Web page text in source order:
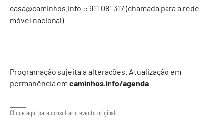
casa@caminhos.info :: 911 081 317‬ (chamada para a rede
móvel nacional)
Programação sujeita a alterações. Atualização em
permanência em caminhos.info/agenda
Clique aqui para consultar o evento original.